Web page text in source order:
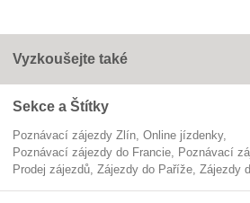
Vyzkoušejte také
Sekce a Štítky
Poznávací zájezdy Zlín
online jízdenky
poznávací zájezdy do Francie
poznávací
prodej zájezdů
zájezdy do Paříže zájezdy